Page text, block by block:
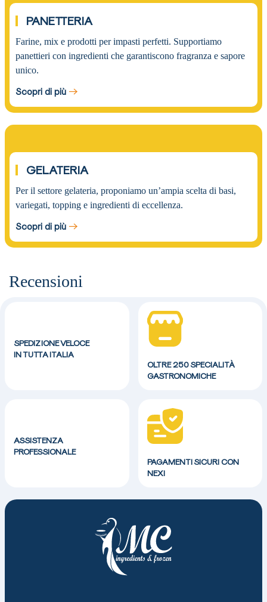
PANETTERIA
Farine, mix e prodotti per impasti perfetti. Supportiamo
panettieri con ingredienti che garantiscono fragranza e sapore
unico.
Scopri di più
03.
GELATERIA
Per il settore gelateria, proponiamo un’ampia scelta di basi,
variegati, topping e ingredienti di eccellenza.
Scopri di più
Recensioni
SPEDIZIONE VELOCE
IN TUTTA ITALIA
OLTRE 250 SPECIALITÀ
GASTRONOMICHE
ASSISTENZA
PROFESSIONALE
PAGAMENTI SICURI CON
NEXI